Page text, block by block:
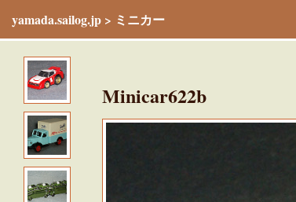
yamada.sailog.jp > ミニカー
Minicar622b